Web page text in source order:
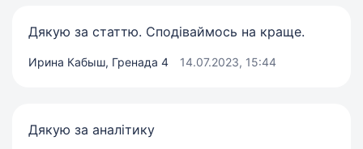
Дякую за статтю. Сподіваймось на краще.
Ирина Кабыш, Гренада 4 14.07.2023, 15:44
Дякую за аналітику